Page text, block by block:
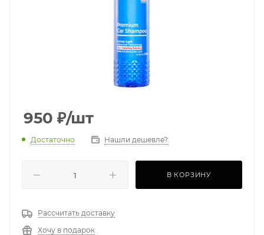
950 ₽/шт
Достаточно Нашли дешевле?
В КОРЗИНУ
Рассчитать доставку
Хочу в подарок